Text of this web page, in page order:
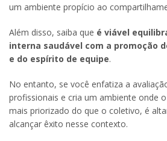
um ambiente propício ao
Além disso, saiba que é viável
interna saudável com a promoção
e do espírito de equipe.
No entanto, se você enfatiza a
profissionais e cria um ambiente onde
mais priorizado do que o coletivo, é
alcançar êxito nesse contexto.